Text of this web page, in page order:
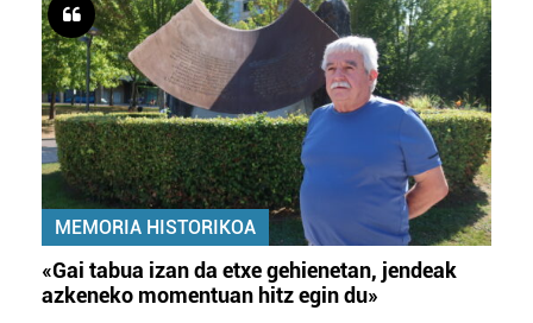
MEMORIA HISTORIKOA
«Gai tabua izan da etxe gehienetan, jendeak
azkeneko momentuan hitz egin du»